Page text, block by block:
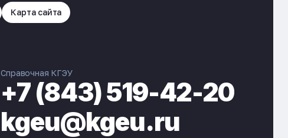
Карта сайта
Справочная КГЭУ
+7 (843) 519-42-20
kgeu@kgeu.ru